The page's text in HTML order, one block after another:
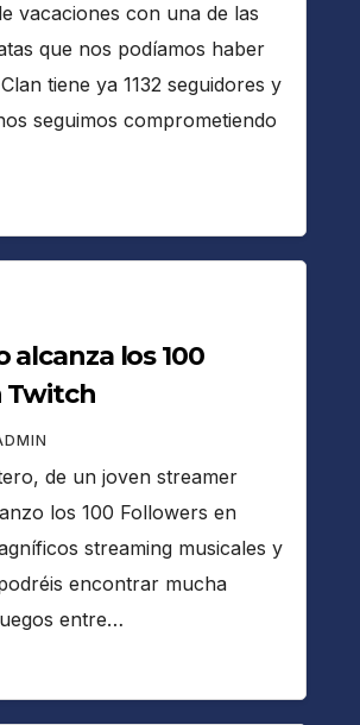
vacaciones con una de las
que nos podíamos haber
tiene ya 1132 seguidores y
seguimos comprometiendo
alcanza los 100
Twitch
de un joven streamer
los 100 Followers en
streaming musicales y
encontrar mucha
entre…